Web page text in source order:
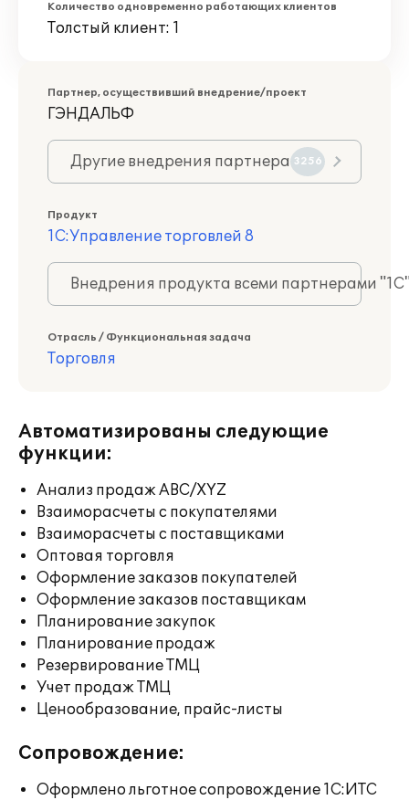
Количество одновременно работающих клиентов
Толстый клиент: 1
Партнер, осуществивший внедрение/проект
ГЭНДАЛЬФ
Другие внедрения партнера 3256
Продукт
1С:Управление торговлей 8
Внедрения продукта всеми партнерами
Отрасль / Функциональная задача
Торговля
Автоматизированы следующие
функции:
Анализ продаж ABC/XYZ
Взаиморасчеты с покупателями
Взаиморасчеты с поставщиками
Оптовая торговля
Оформление заказов покупателей
Оформление заказов поставщикам
Планирование закупок
Планирование продаж
Резервирование ТМЦ
Учет продаж ТМЦ
Ценообразование, прайс-листы
Сопровождение:
Оформлено льготное сопровождение 1С:ИТС